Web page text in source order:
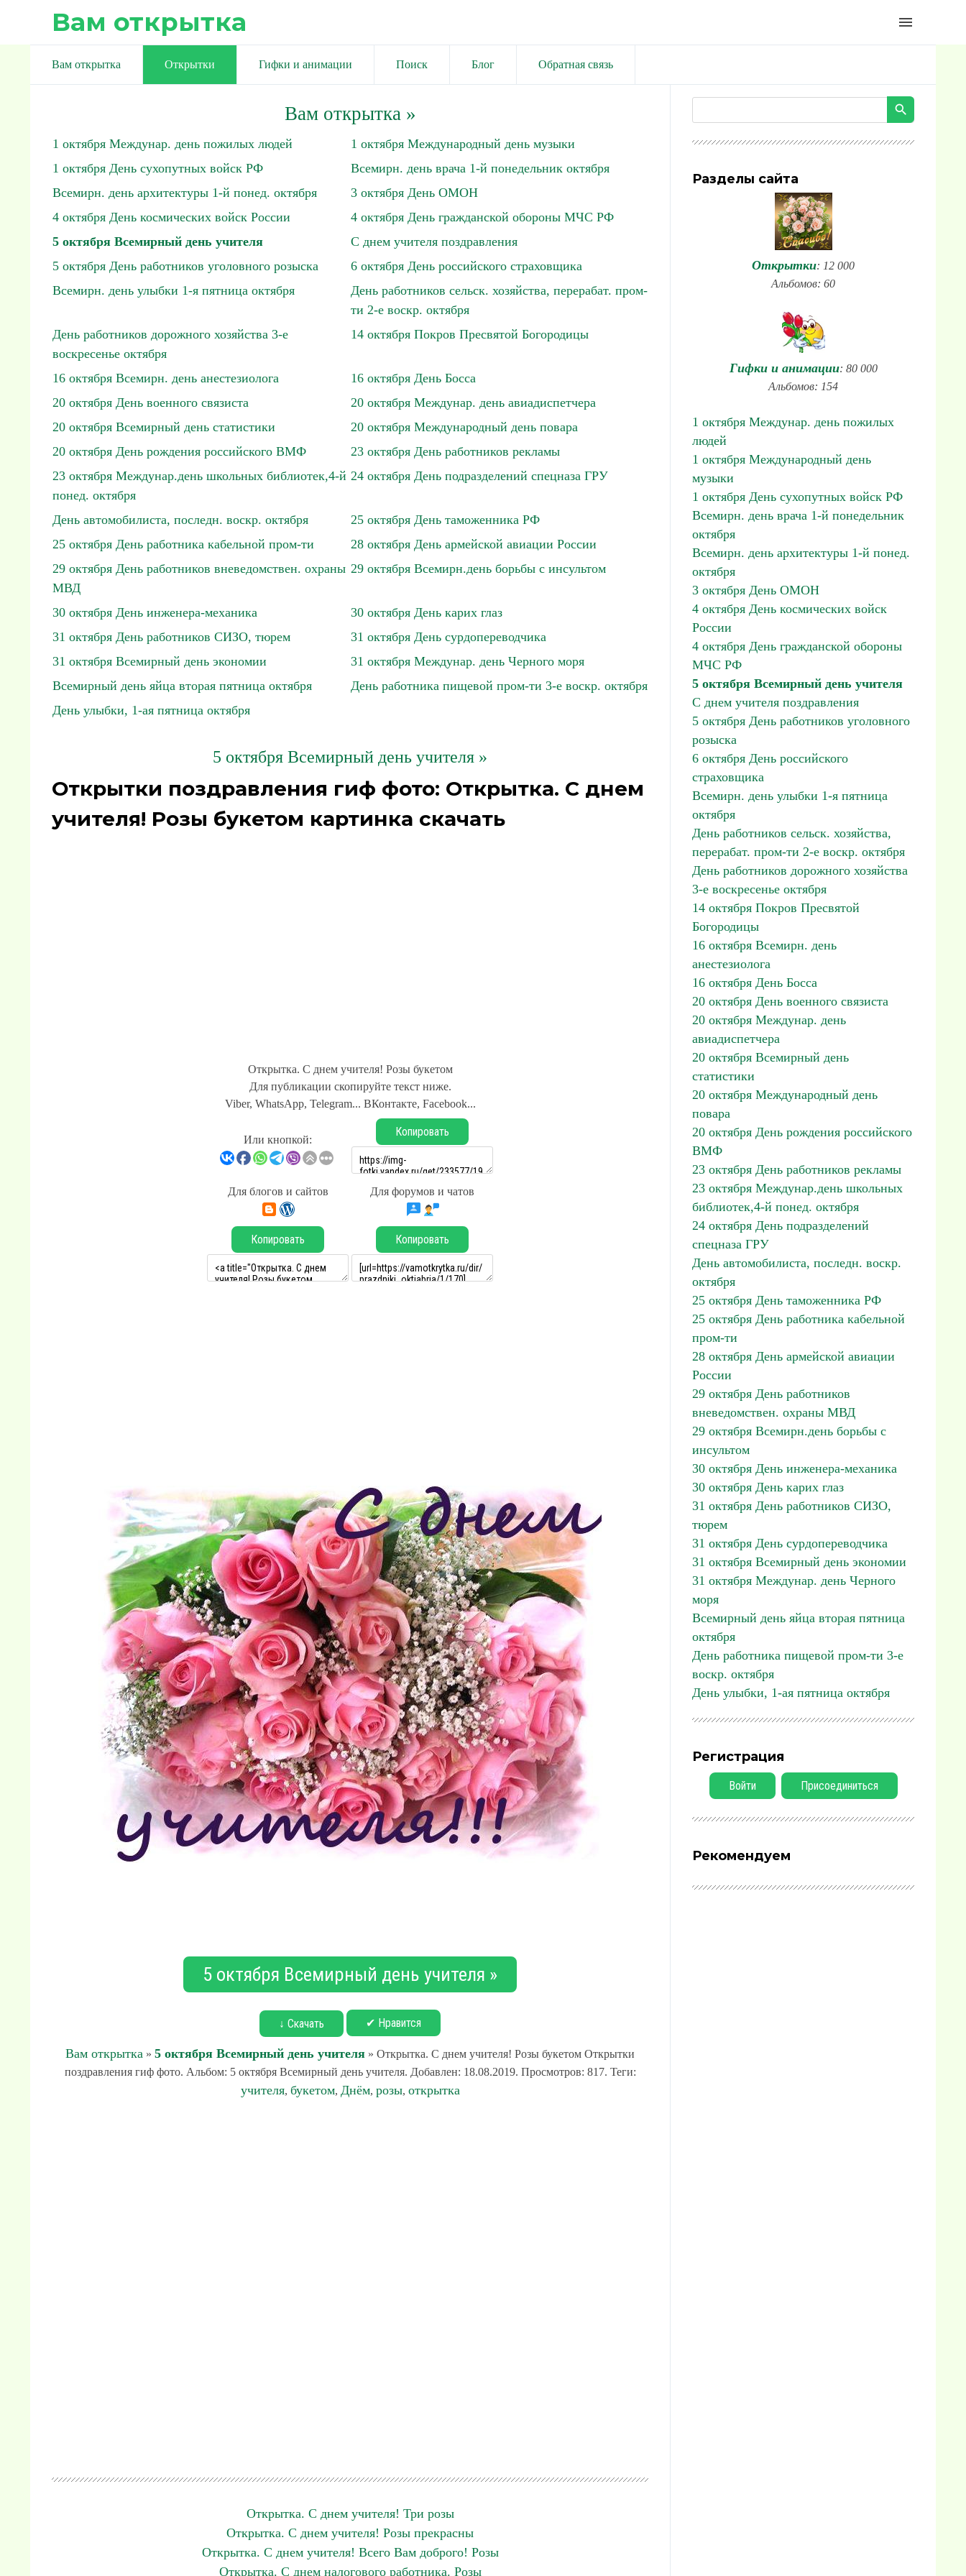
Вам открытка menu
Вам открытка Открытки Гифки и анимации Поиск Блог Обратная связь
Вам открытка»
1 октября Междунар. день пожилых людей
1 октября Международный день музыки
1 октября День сухопутных войск РФ
Всемирн. день врача 1-й понедельник октября
Всемирн. день архитектуры 1-й понед. октября
3 октября День ОМОН
4 октября День космических войск России
4 октября День гражданской обороны МЧС РФ
5 октября Всемирный день учителя
С днем учителя поздравления
5 октября День работников уголовного розыска
6 октября День российского страховщика
Всемирн. день улыбки 1-я пятница октября
День работников сельск. хозяйства, перерабат. пром-
ти 2-е воскр. октября
День работников дорожного хозяйства 3-е
воскресенье октября
14 октября Покров Пресвятой Богородицы
16 октября Всемирн. день анестезиолога
16 октября День Босса
20 октября День военного связиста
20 октября Междунар. день авиадиспетчера
20 октября Всемирный день статистики
20 октября Международный день повара
20 октября День рождения российского ВМФ
23 октября День работников рекламы
23 октября Междунар.день школьных библиотек,4-й
понед. октября
24 октября День подразделений спецназа ГРУ
День автомобилиста, последн. воскр. октября
25 октября День таможенника РФ
25 октября День работника кабельной пром-ти
28 октября День армейской авиации России
29 октября День работников вневедомствен. охраны
МВД
29 октября Всемирн.день борьбы с инсультом
30 октября День инженера-механика
30 октября День карих глаз
31 октября День работников СИЗО, тюрем
31 октября День сурдопереводчика
31 октября Всемирный день экономии
31 октября Междунар. день Черного моря
Всемирный день яйца вторая пятница октября
День работника пищевой пром-ти 3-е воскр. октября
День улыбки, 1-ая пятница октября
5 октября Всемирный день учителя »
Открытки поздравления гиф фото: Открытка. С днем
учителя! Розы букетом картинка скачать
Открытка. С днем учителя! Розы букетом
Для публикации скопируйте текст ниже.
Viber, WhatsApp, Telegram... ВКонтакте, Facebook...
Или кнопкой:
Копировать
Для блогов и сайтов Для форумов и чатов
Копировать Копировать
5 октября Всемирный день учителя »
↓ Скачать ✔ Нравится
Вам открытка » 5 октября Всемирный день учителя » Открытка. С днем учителя! Розы букетом Открытки
поздравления гиф фото. Альбом: 5 октября Всемирный день учителя. Добавлен: 18.08.2019. Просмотров: 817. Теги:
учителя, букетом, Днём, розы, открытка
Открытка. С днем учителя! Три розы
Открытка. С днем учителя! Розы прекрасны
Открытка. С днем учителя! Всего Вам доброго! Розы
Открытка. С днем налогового работника. Розы
Разделы сайта
Открытки: 12 000
Альбомов: 60
Гифки и анимации: 80 000
Альбомов: 154
1 октября Междунар. день пожилых
людей
1 октября Международный день
музыки
1 октября День сухопутных войск РФ
Всемирн. день врача 1-й понедельник
октября
Всемирн. день архитектуры 1-й понед.
октября
3 октября День ОМОН
4 октября День космических войск
России
4 октября День гражданской обороны
МЧС РФ
5 октября Всемирный день учителя
С днем учителя поздравления
5 октября День работников уголовного
розыска
6 октября День российского
страховщика
Всемирн. день улыбки 1-я пятница
октября
День работников сельск. хозяйства,
перерабат. пром-ти 2-е воскр. октября
День работников дорожного хозяйства
3-е воскресенье октября
14 октября Покров Пресвятой
Богородицы
16 октября Всемирн. день
анестезиолога
16 октября День Босса
20 октября День военного связиста
20 октября Междунар. день
авиадиспетчера
20 октября Всемирный день
статистики
20 октября Международный день
повара
20 октября День рождения российского
ВМФ
23 октября День работников рекламы
23 октября Междунар.день школьных
библиотек,4-й понед. октября
24 октября День подразделений
спецназа ГРУ
День автомобилиста, последн. воскр.
октября
25 октября День таможенника РФ
25 октября День работника кабельной
пром-ти
28 октября День армейской авиации
России
29 октября День работников
вневедомствен. охраны МВД
29 октября Всемирн.день борьбы с
инсультом
30 октября День инженера-механика
30 октября День карих глаз
31 октября День работников СИЗО,
тюрем
31 октября День сурдопереводчика
31 октября Всемирный день экономии
31 октября Междунар. день Черного
моря
Всемирный день яйца вторая пятница
октября
День работника пищевой пром-ти 3-е
воскр. октября
День улыбки, 1-ая пятница октября
Регистрация
Войти Присоединиться
Рекомендуем